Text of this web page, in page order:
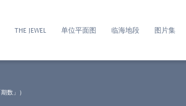
THE JEWEL 单位平面图 临海地段 图片集
及设施会不时改变，卖方对发展项目区内、周边环境、建筑物
目或其附近环境出现，并不构成任何卖方就发展项目、其周边环
了解。有关发展项目的详细资料，请参阅售楼说明书。
数」）